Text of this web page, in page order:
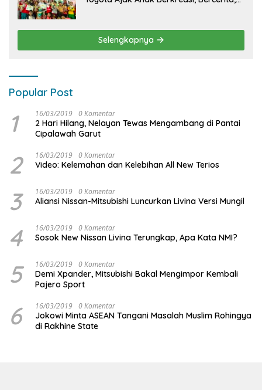
Selengkapnya
Popular Post
1 16/03/2019 0 Komentar
2 Hari Hilang, Nelayan Tewas Mengambang di Pantai
Cipalawah Garut
2 16/03/2019 0 Komentar
Video: Kelemahan dan Kelebihan All New Terios
3 16/03/2019 0 Komentar
Aliansi Nissan-Mitsubishi Luncurkan Livina Versi Mungil
4 16/03/2019 0 Komentar
Sosok New Nissan Livina Terungkap, Apa Kata NMI?
5 16/03/2019 0 Komentar
Demi Xpander, Mitsubishi Bakal Mengimpor Kembali
Pajero Sport
6 16/03/2019 0 Komentar
Jokowi Minta ASEAN Tangani Masalah Muslim Rohingya
di Rakhine State